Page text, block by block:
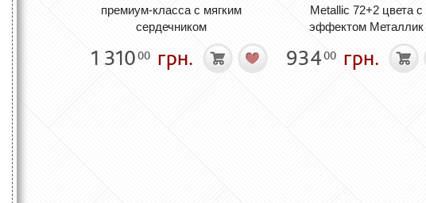
премиум-класса с мягким
сердечником
1 31000 грн.
Metallic 72+2 цвета с
эффектом Металлик
93400 грн.